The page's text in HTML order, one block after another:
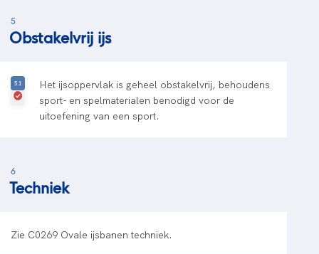
5
Obstakelvrij ijs
Het ijsoppervlak is geheel obstakelvrij, behoudens
sport- en spelmaterialen benodigd voor de
uitoefening van een sport.
6
Techniek
Zie C0269 Ovale ijsbanen techniek.